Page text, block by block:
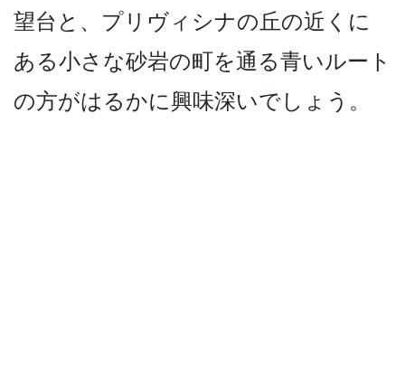
望台と、プリヴィシナの丘の近くに
ある­小さな砂岩の町を通る青いルート
の方がはるかに興味­深いでしょう。